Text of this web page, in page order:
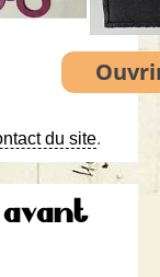
du site.